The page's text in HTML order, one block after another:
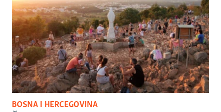
BOSNA I HERCEGOVINA